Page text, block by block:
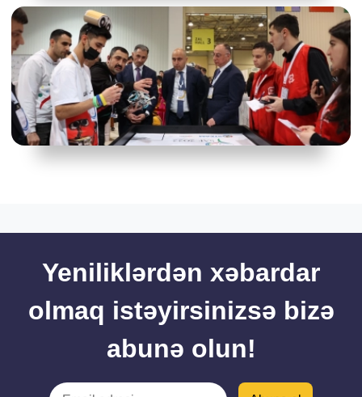
Yeniliklərdən xəbardar
olmaq istəyirsinizsə bizə
abunə olun!